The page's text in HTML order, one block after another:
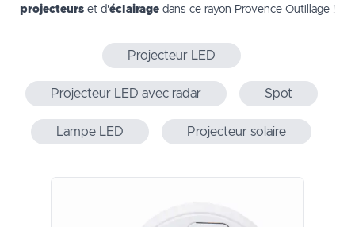
projecteurs et d'éclairage dans ce rayon Provence Outillage !
Projecteur LED
Projecteur LED avec radar Spot
Lampe LED Projecteur solaire